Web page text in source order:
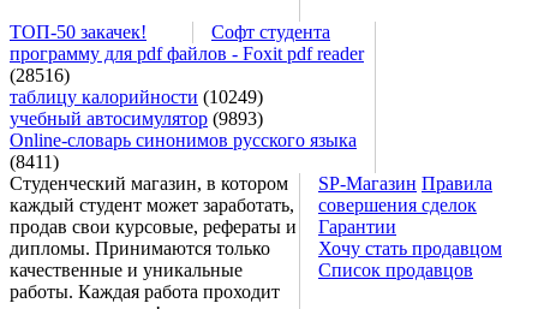
ТОП-50 закачек!
Софт студента
программу для pdf файлов - Foxit pdf reader
(28516)
таблицу калорийности (10249)
учебный автосимулятор (9893)
Online-словарь синонимов русского языка
(8411)
Студенческий магазин, в котором
каждый студент может заработать,
продав свои курсовые, рефераты и
дипломы. Принимаются только
качественные и уникальные
работы. Каждая работа проходит
SP-Магазин Правила
совершения сделок
Гарантии
Хочу стать продавцом
Список продавцов